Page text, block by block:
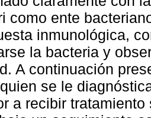
como ente
inmunológica,
la bacteria y
A continuación
se le
a recibir